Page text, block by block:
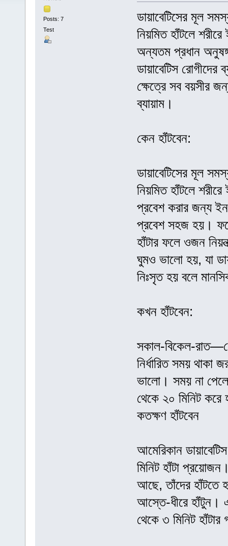
Posts: 7
Test
ডায়াবেটিসের মূল
নিয়মিত হাঁটলে শরীরে
অন্যতম প্রধান অনুষঙ্গ
ডায়াবেটিস
ক্ষেত্রে সব বয়সীর
ব্যায়াম।
কেন হাঁটবেন:
ডায়াবেটিসের মূল
নিয়মিত হাঁটলে
প্রবেশ করার জন্য
প্রবেশ সহজ হয়।
হাঁটার ফলে ওজন
ঘুমও ভালো হয়, যা
নিঃসৃত হয় বলে
কখন হাঁটবেন:
সকাল-বিকেল-
নির্ধারিত সময় থাকা
ভালো। সময় না পেলে
থেকে ২০ মিনিট করে
কতক্ষণ হাঁটবেন
আমেরিকান
মিনিট হাঁটা
আছে, তাঁদের হাঁটতে
আস্তে-ধীরে হাঁটুন।
থেকে ৩ মিনিট